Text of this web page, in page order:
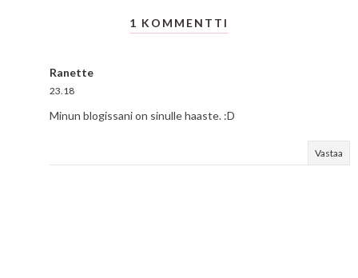
1 KOMMENTTI
Ranette
23.18
Minun blogissani on sinulle haaste. :D
Vastaa